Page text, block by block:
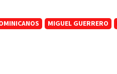
MIGUEL GUERRERO